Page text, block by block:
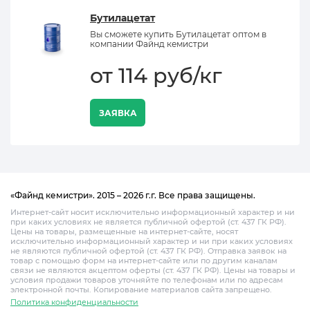
Бутилацетат
Вы сможете купить Бутилацетат оптом в
компании Файнд кемистри
от 114 руб/кг
ЗАЯВКА
«Файнд кемистри». 2015 – 2026 г.г. Все права защищены.
Интернет-сайт носит исключительно информационный характер и ни
при каких условиях не является публичной офертой (ст. 437 ГК РФ).
Цены на товары, размещенные на интернет-сайте, носят
исключительно информационный характер и ни при каких условиях
не являются публичной офертой (ст. 437 ГК РФ). Отправка заявок на
товар с помощью форм на интернет-сайте или по другим каналам
связи не являются акцептом оферты (ст. 437 ГК РФ). Цены на товары и
условия продажи товаров уточняйте по телефонам или по адресам
электронной почты. Копирование материалов сайта запрещено.
Политика конфиденциальности